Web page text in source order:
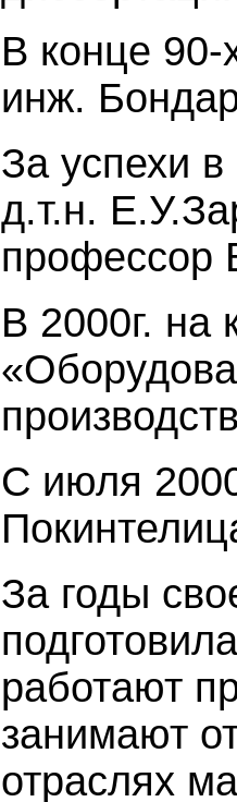
В конце 90-
инж.
За успехи
д.т.н.
профессор
В 2000г. на
С июля
За годы
работают
занимают
отраслях